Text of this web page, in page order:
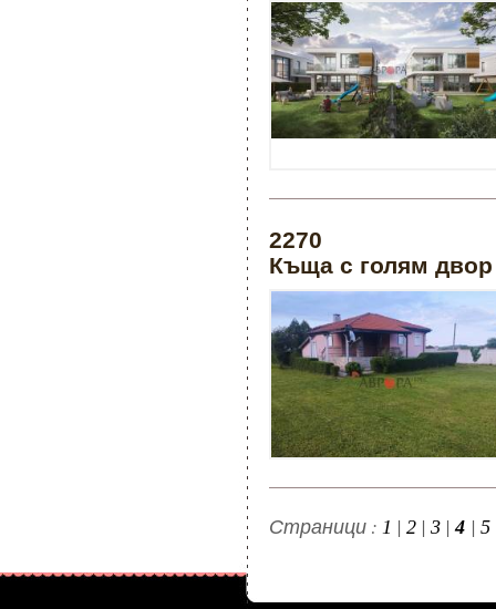
2270
Къща с голям двор
Страници : 1 | 2 | 3 |4 | 5